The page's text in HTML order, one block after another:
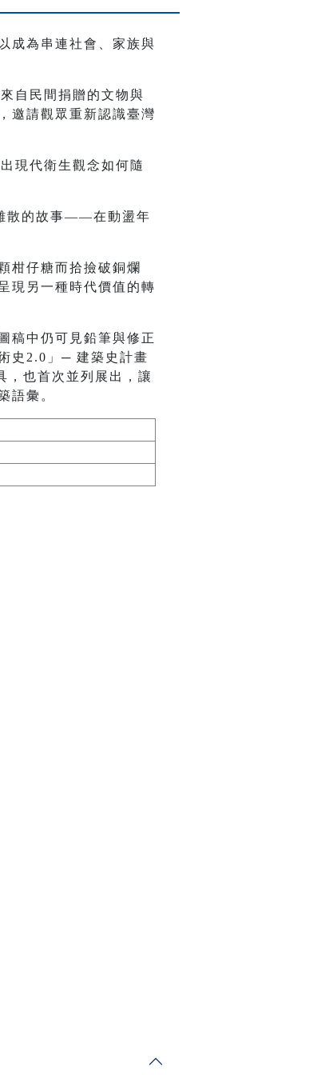
成為串連社會、家族與
自民間捐贈的文物與
邀請觀眾重新認識臺灣
現代衛生觀念如何隨
散的故事——在動盪年
柑仔糖而拾撿破銅爛
現另一種時代價值的轉
稿中仍可見鉛筆與修正
史2.0」─ 建築史計畫
，也首次並列展出，讓
語彙。